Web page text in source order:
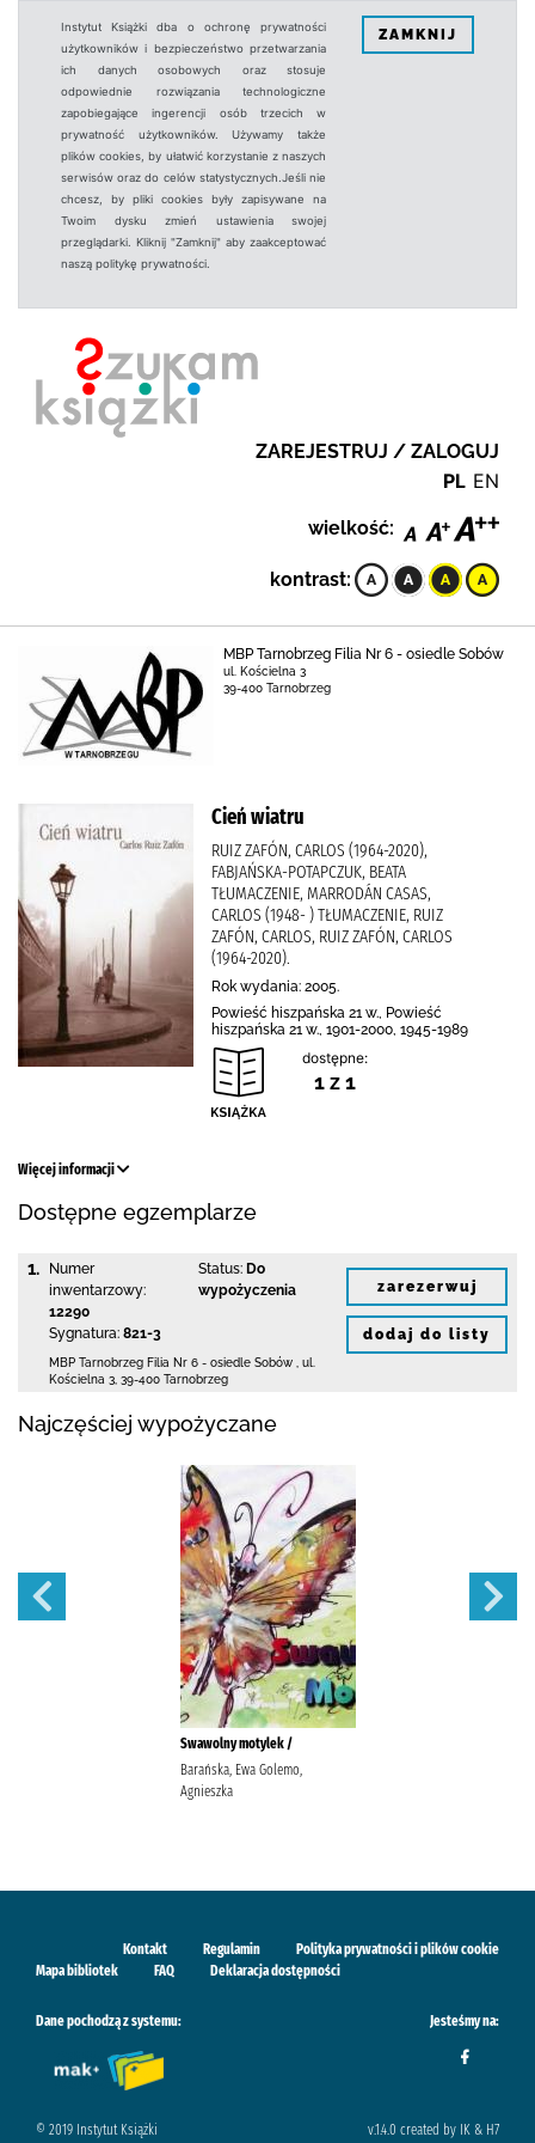
Instytut Książki dba o ochronę prywatności
użytkowników i bezpieczeństwo przetwarzania
ich danych osobowych oraz stosuje
odpowiednie rozwiązania technologiczne
zapobiegające ingerencji osób trzecich w
prywatność użytkowników. Używamy także
plików cookies, by ułatwić korzystanie z naszych
serwisów oraz do celów statystycznych.Jeśli nie
chcesz, by pliki cookies były zapisywane na
Twoim dysku zmień ustawienia swojej
przeglądarki. Kliknij "Zamknij" aby zaakceptować
naszą politykę prywatności.
ZAMKNIJ
ZAREJESTRUJ / ZALOGUJ
PL EN
wielkość:
kontrast:
MBP Tarnobrzeg Filia Nr 6 - osiedle Sobów
ul. Kościelna 3
39-400 Tarnobrzeg
Cień wiatru
RUIZ ZAFÓN, CARLOS (1964-2020),
FABJAŃSKA-POTAPCZUK, BEATA
TŁUMACZENIE, MARRODÁN CASAS,
CARLOS (1948- ) TŁUMACZENIE, RUIZ
ZAFÓN, CARLOS, RUIZ ZAFÓN, CARLOS
(1964-2020).
Rok wydania: 2005.
Powieść hiszpańska 21 w., Powieść
hiszpańska 21 w., 1901-2000, 1945-1989
dostępne:
1 z 1
Więcej informacji
Dostępne egzemplarze
1.
Numer
inwentarzowy:
12290
Sygnatura: 821-3
Status: Do
wypożyczenia
MBP Tarnobrzeg Filia Nr 6 - osiedle Sobów
ul.
Kościelna 3 39-400 Tarnobrzeg
zarezerwuj
dodaj do listy
Najczęściej wypożyczane
Swawolny motylek /
Barańska, Ewa Golemo,
Agnieszka
Kontakt Regulamin
Polityka prywatności i plików cookie
Mapa bibliotek
FAQ Deklaracja dostępności
Dane pochodzą z systemu: Jesteśmy na:
© 2019 Instytut Książki v.1.4.0 created by IK & H7